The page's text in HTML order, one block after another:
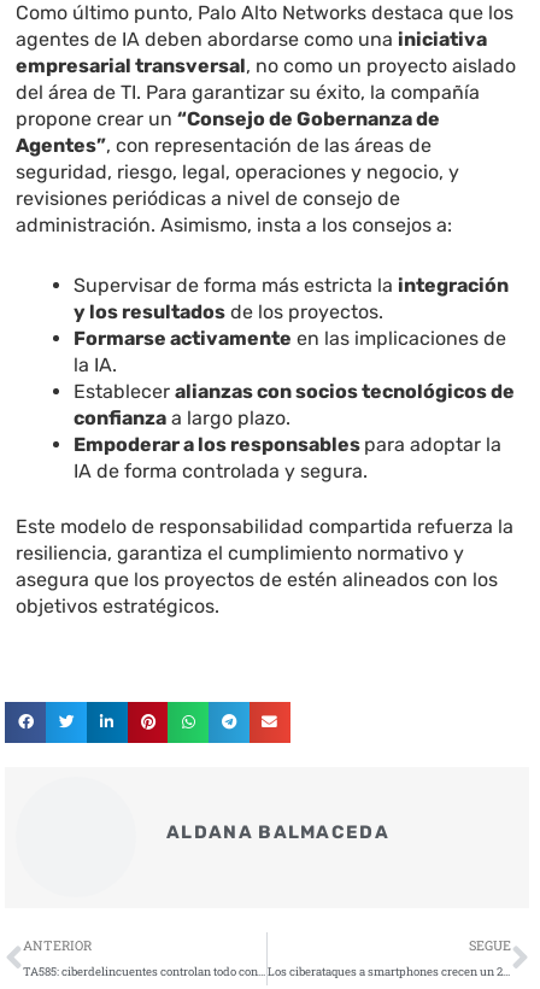
Como último punto, Palo Alto Networks destaca que los
agentes de IA deben abordarse como una iniciativa
empresarial transversal, no como un proyecto aislado
del área de TI. Para garantizar su éxito, la compañía
propone crear un“Consejo de Gobernanza de
Agentes”, con representación de las áreas de
seguridad, riesgo, legal, operaciones y negocio, y
revisiones periódicas a nivel de consejo de
administración. Asimismo, insta a los consejos a:
Supervisar de forma más estricta la integración
y los resultados de los proyectos.
Formarse activamente en las implicaciones de
la IA.
Estableceralianzas con socios tecnológicos de
confianza a largo plazo.
Empoderar a los responsables para adoptar la
IA de forma controlada y segura.
Este modelo de responsabilidad compartida refuerza la
resiliencia, garantiza el cumplimiento normativo y
asegura que los proyectos de estén alineados con los
objetivos estratégicos.
ALDANA BALMACEDA
Ant
ANTERIOR
TA585: ciberdelincuentes controlan todo con MonsterV2
SEGUE
Los ciberataques a smartphones crecen un 29% en la primera mitad de 2025